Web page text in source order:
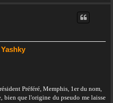
Préféré, Memphis, 1er du nom,
bien que l'origine du pseudo me laisse